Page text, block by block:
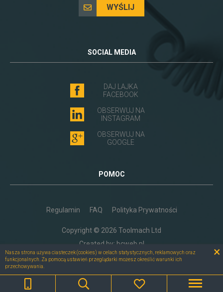
WYŚLIJ
SOCIAL MEDIA
DAJ LAJKA
FACEBOOK
OBSERWUJ NA
INSTAGRAM
OBSERWUJ NA
GOOGLE
POMOC
Regulamin FAQ Polityka Prywatności
Copyright © 2026 Toolmach Ltd
Created by: bcweb.pl
Nasza strona używa ciasteczek (cookies) w celach statystycznych, reklamowych oraz
funkcjonalnych. Za pomocą ustawień przeglądarki możesz określić warunki ich
przechowywania.
×